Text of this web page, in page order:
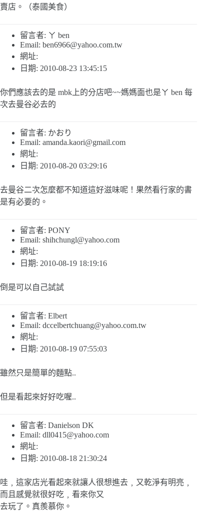
留言者: ㄚ ben
Email: ben6966@yahoo.com.tw
網址:
日期: 2010-08-23 13:45:15
你們應該去的是 mbk上的分店吧~~媽媽面也是ㄚ ben 每
次去曼谷必去的
留言者: かおり
Email: amanda.kaori@gmail.com
網址:
日期: 2010-08-20 03:29:16
去曼谷二次怎麼都不知道這好滋味呢！果然看行家的書
是有必要的。
留言者: PONY
Email: shihchungl@yahoo.com
網址:
日期: 2010-08-19 18:19:16
倒是可以自己試試
留言者: Elbert
Email: dccelbertchuang@yahoo.com.tw
網址:
日期: 2010-08-19 07:55:03
雖然只是簡單的麵點..
但是看起來好好吃喔..
留言者: Danielson DK
Email: dll0415@yahoo.com
網址:
日期: 2010-08-18 21:30:24
哇﹐這家店光看起來就讓人很想進去﹐又乾淨有明亮﹐
而且感覺就很好吃﹐看來你又
去玩了。真羨慕你。